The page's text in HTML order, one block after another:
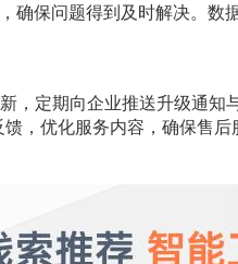
确保问题得到及时解决。
，定期向企业推送升级通
，优化服务内容，确保售后